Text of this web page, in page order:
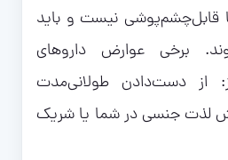
قابل‌چشم‌پوشی نیست و باید
برخی عوارض داروهای
از دست‌دادن طولانی‌مدت
لذت جنسی در شما یا شریک